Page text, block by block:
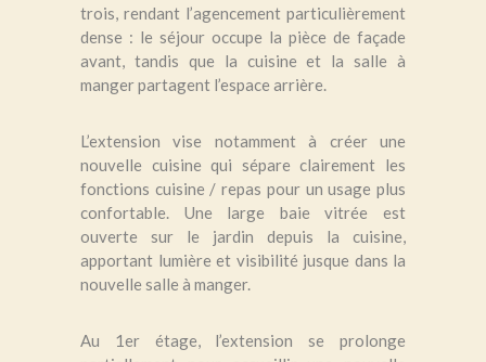
trois, rendant l’agencement particulièrement
dense : le séjour occupe la pièce de façade
avant, tandis que la cuisine et la salle à
manger partagent l’espace arrière.
L’extension vise notamment à créer une
nouvelle cuisine qui sépare clairement les
fonctions cuisine / repas pour un usage plus
confortable. Une large baie vitrée est
ouverte sur le jardin depuis la cuisine,
apportant lumière et visibilité jusque dans la
nouvelle salle à manger.
Au 1er étage, l’extension se prolonge